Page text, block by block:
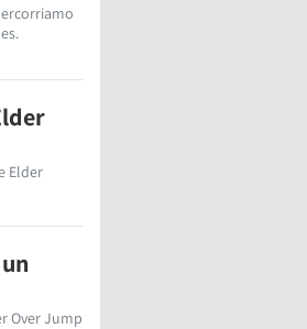
Elder
Over Jump